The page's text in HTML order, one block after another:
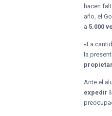
hacen
año, el
a5.000
«La
la
Ante el
expedir